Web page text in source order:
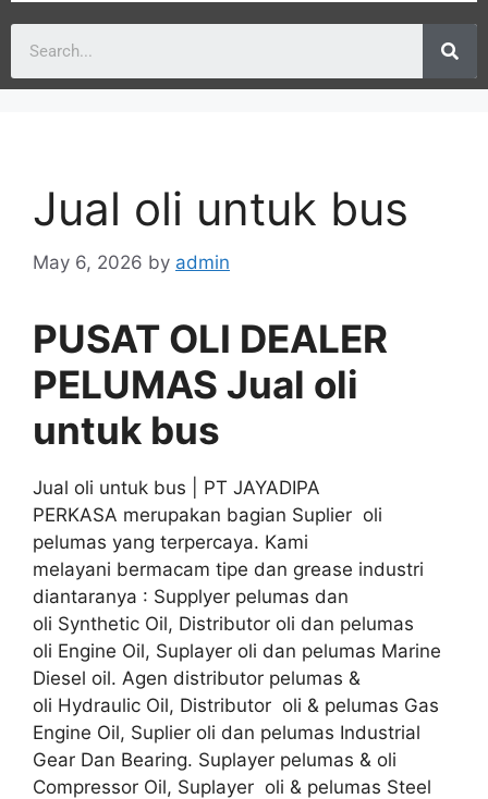
Jual oli untuk bus
May 6, 2026 by admin
PUSAT OLI DEALER
PELUMAS Jual oli
untuk bus
Jual oli untuk bus | PT JAYADIPA
PERKASA merupakan bagian Suplier oli
pelumas yang terpercaya. Kami
melayani bermacam tipe dan grease industri
diantaranya : Supplyer pelumas dan
oli Synthetic Oil, Distributor oli dan pelumas
oli Engine Oil, Suplayer oli dan pelumas Marine
Diesel oil. Agen distributor pelumas &
oli Hydraulic Oil, Distributor oli & pelumas Gas
Engine Oil, Suplier oli dan pelumas Industrial
Gear Dan Bearing. Suplayer pelumas & oli
Compressor Oil, Suplayer oli & pelumas Steel